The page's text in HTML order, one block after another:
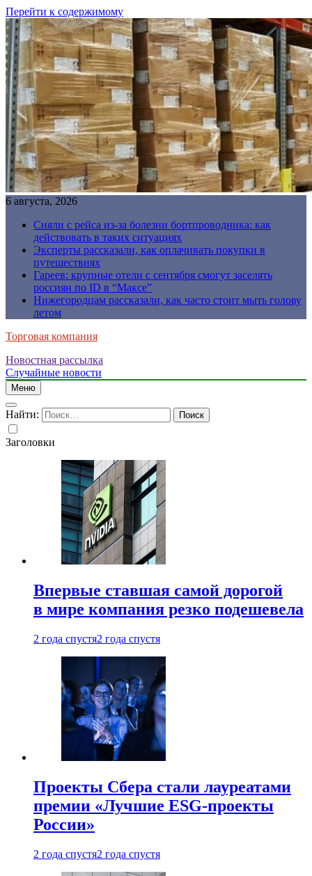
Перейти к содержимому
6 августа, 2026
Сняли с рейса из-за болезни бортпроводника: как
действовать в таких ситуациях
Эксперты рассказали, как оплачивать покупки в
путешествиях
Гареев: крупные отели с сентября смогут заселять
россиян по ID в “Максе”
Нижегородцам рассказали, как часто стоит мыть голову
летом
Торговая компания
Новостная рассылка
Случайные новости
Меню
Найти:
Заголовки
Впервые ставшая самой дорогой
в мире компания резко подешевела
2 года спустя2 года спустя
Проекты Сбера стали лауреатами
премии «Лучшие ESG-проекты
России»
2 года спустя2 года спустя